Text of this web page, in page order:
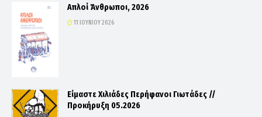
Απλοί Άνθρωποι, 2026
11 ΙΟΥΝΊΟΥ 2026
Είμαστε Χιλιάδες Περήφανοι Γιωτάδες //
Προκήρυξη 05.2026